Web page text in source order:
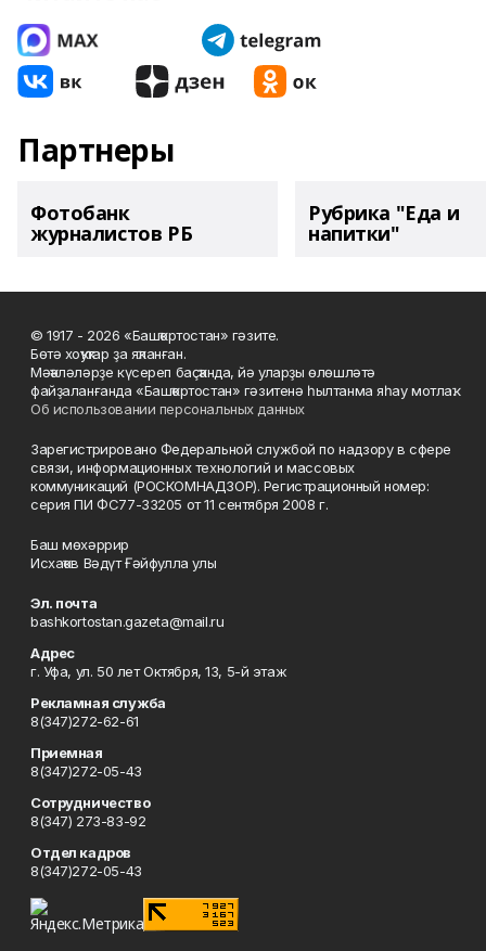
Партнеры
Фотобанк
журналистов РБ
Рубрика "Еда и
напитки"
© 1917 - 2026 «Башҡортостан» гәзите.
Бөтә хоҡуҡтар ҙа яҡланған.
Мәҡәләләрҙе күсереп баҫҡанда, йә уларҙы өлөшләтә
файҙаланғанда «Башҡортостан» гәзитенә һылтанма яһау мотлаҡ.
Об использовании персональных данных
Зарегистрировано Федеральной службой по надзору в сфере
связи, информационных технологий и массовых
коммуникаций (РОСКОМНАДЗОР). Регистрационный номер:
серия ПИ ФС77-33205 от 11 сентября 2008 г.
Баш мөхәррир
Исхаҡов Вәдүт Ғәйфулла улы
Эл. почта
bashkortostan.gazeta@mail.ru
Адрес
г. Уфа, ул. 50 лет Октября, 13, 5-й этаж
Рекламная служба
8(347)272-62-61
Приемная
8(347)272-05-43
Сотрудничество
8(347) 273-83-92
Отдел кадров
8(347)272-05-43